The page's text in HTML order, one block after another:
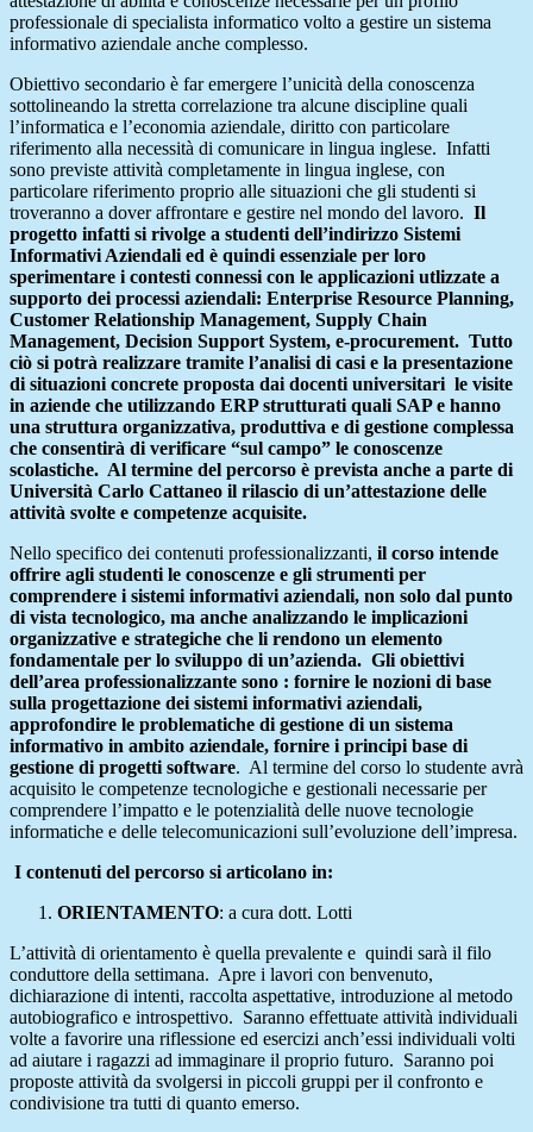
professionale di specialista informatico volto a gestire un sistema
informativo aziendale anche complesso.
Obiettivo secondario è far emergere l’unicità della conoscenza
sottolineando la stretta correlazione tra alcune discipline quali
l’informatica e l’economia aziendale, diritto con particolare
riferimento alla necessità di comunicare in lingua inglese. Infatti
sono previste attività completamente in lingua inglese, con
particolare riferimento proprio alle situazioni che gli studenti si
troveranno a dover affrontare e gestire nel mondo del lavoro. Il
progetto infatti si rivolge a studenti dell’indirizzo Sistemi
Informativi Aziendali ed è quindi essenziale per loro
sperimentare i contesti connessi con le applicazioni utlizzate a
supporto dei processi aziendali: Enterprise Resource Planning,
Customer Relationship Management, Supply Chain
Management, Decision Support System, e-procurement. Tutto
ciò si potrà realizzare tramite l’analisi di casi e la presentazione
di situazioni concrete proposta dai docenti universitari le visite
in aziende che utilizzando ERP strutturati quali SAP e hanno
una struttura organizzativa, produttiva e di gestione complessa
che consentirà di verificare “sul campo” le conoscenze
scolastiche. Al termine del percorso è prevista anche a parte di
Università Carlo Cattaneo il rilascio di un’attestazione delle
attività svolte e competenze acquisite.
Nello specifico dei contenuti professionalizzanti, il corso intende
offrire agli studenti le conoscenze e gli strumenti per
comprendere i sistemi informativi aziendali, non solo dal punto
di vista tecnologico, ma anche analizzando le implicazioni
organizzative e strategiche che li rendono un elemento
fondamentale per lo sviluppo di un’azienda. Gli obiettivi
dell’area professionalizzante sono : fornire le nozioni di base
sulla progettazione dei sistemi informativi aziendali,
approfondire le problematiche di gestione di un sistema
informativo in ambito aziendale, fornire i principi base di
gestione di progetti software. Al termine del corso lo studente avrà
acquisito le competenze tecnologiche e gestionali necessarie per
comprendere l’impatto e le potenzialità delle nuove tecnologie
informatiche e delle telecomunicazioni sull’evoluzione dell’impresa.
I contenuti del percorso si articolano in:
ORIENTAMENTO: a cura dott. Lotti
L’attività di orientamento è quella prevalente e quindi sarà il filo
conduttore della settimana. Apre i lavori con benvenuto,
dichiarazione di intenti, raccolta aspettative, introduzione al metodo
autobiografico e introspettivo. Saranno effettuate attività individuali
volte a favorire una riflessione ed esercizi anch’essi individuali volti
ad aiutare i ragazzi ad immaginare il proprio futuro. Saranno poi
proposte attività da svolgersi in piccoli gruppi per il confronto e
condivisione tra tutti di quanto emerso.